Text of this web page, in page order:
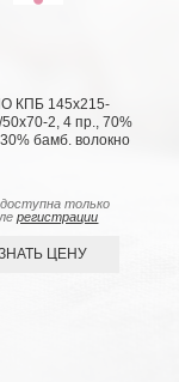
КПБ 145х215-
2, 4 пр., 70%
бамб. волокно
только
регистрации
ЦЕНУ